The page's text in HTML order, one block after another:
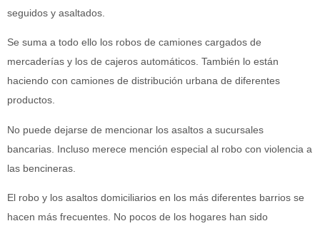
seguidos y asaltados.
Se suma a todo ello los robos de camiones cargados de
mercaderías y los de cajeros automáticos. También lo están
haciendo con camiones de distribución urbana de diferentes
productos.
No puede dejarse de mencionar los asaltos a sucursales
bancarias. Incluso merece mención especial al robo con violencia a
las bencineras.
El robo y los asaltos domiciliarios en los más diferentes barrios se
hacen más frecuentes. No pocos de los hogares han sido